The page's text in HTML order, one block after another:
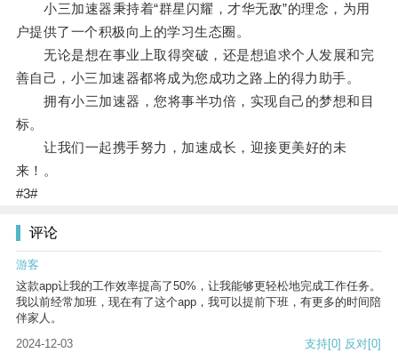
小三加速器秉持着“群星闪耀，才华无敌”的理念，为用
户提供了一个积极向上的学习生态圈。
无论是想在事业上取得突破，还是想追求个人发展和完
善自己，小三加速器都将成为您成功之路上的得力助手。
拥有小三加速器，您将事半功倍，实现自己的梦想和目
标。
让我们一起携手努力，加速成长，迎接更美好的未
来！。
#3#
评论
游客
这款app让我的工作效率提高了50%，让我能够更轻松地完成工作任务。
我以前经常加班，现在有了这个app，我可以提前下班，有更多的时间陪
伴家人。
2024-12-03
支持[0] 反对[0]